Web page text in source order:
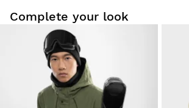
집에서 편안하게 저희 제품을 입어보세요. 배
내에 반품하실 수 있습니다.
사용자 계정에서 주문하신 상품을 쉽고 빠르
Complete your look